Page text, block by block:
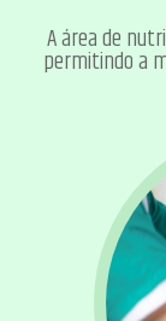
A área de
permitindo a